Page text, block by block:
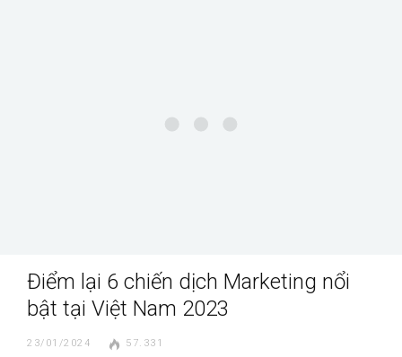
Điểm lại 6 chiến dịch Marketing nổi
bật tại Việt Nam 2023
23/01/2024 57.331